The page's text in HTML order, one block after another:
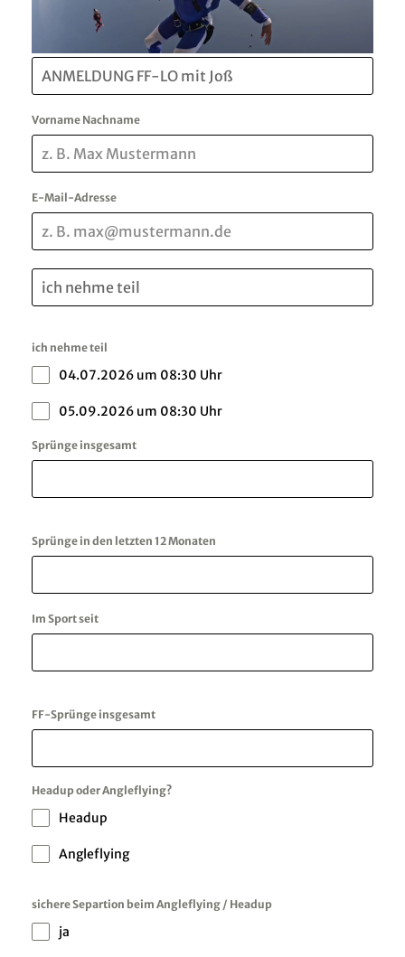
Vorname Nachname
E-Mail-Adresse
ich nehme teil
04.07.2026 um 08:30 Uhr
05.09.2026 um 08:30 Uhr
Sprünge insgesamt
Sprünge in den letzten 12 Monaten
Im Sport seit
FF-Sprünge insgesamt
Headup oder Angleflying?
Headup
Angleflying
sichere Separtion beim Angleflying / Headup
ja